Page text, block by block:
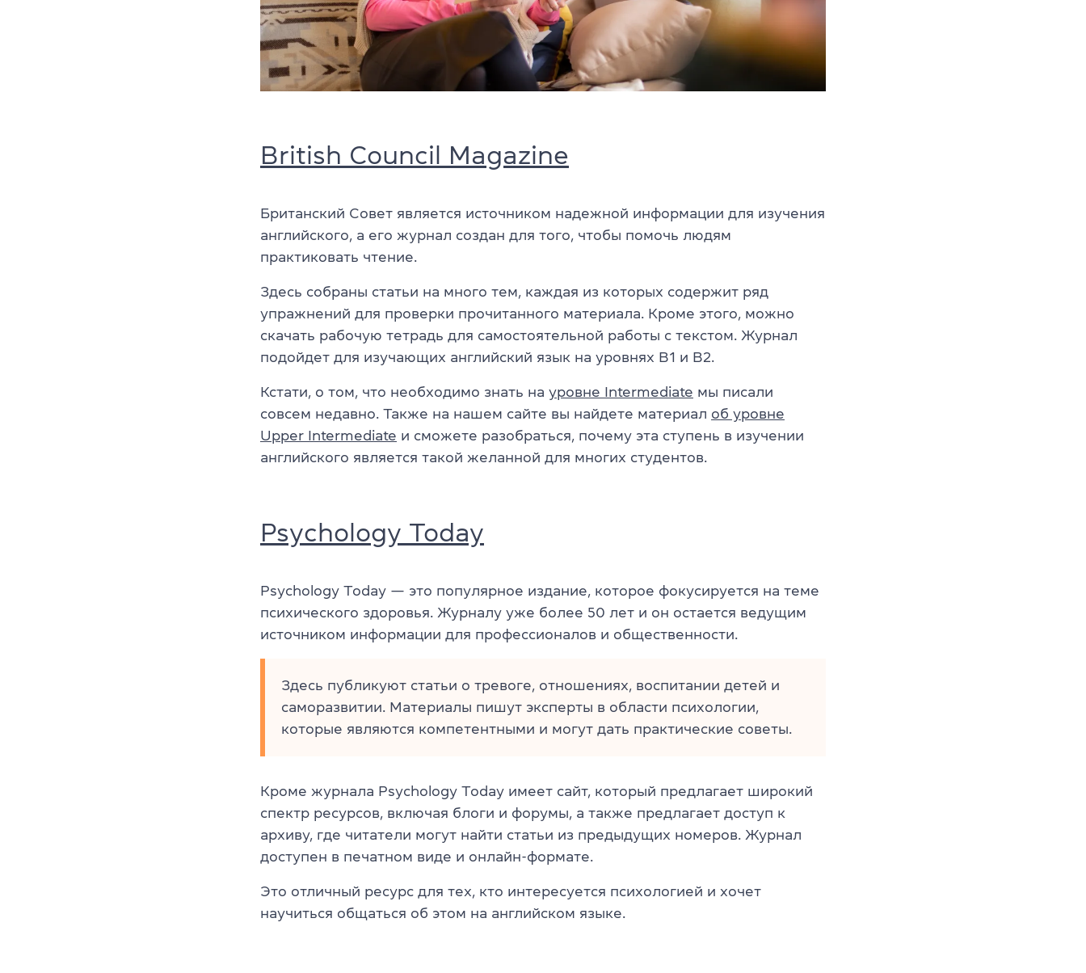
British Council Magazine
Британский Совет является источником надежной информации для изучения
английского, а его журнал создан для того, чтобы помочь людям
практиковать чтение.
Здесь собраны статьи на много тем, каждая из которых содержит ряд
упражнений для проверки прочитанного материала. Кроме этого, можно
скачать рабочую тетрадь для самостоятельной работы с текстом. Журнал
подойдет для изучающих английский язык на уровнях B1 и B2.
Кстати, о том, что необходимо знать на уровне Intermediate мы писали
совсем недавно. Также на нашем сайте вы найдете материал об уровне
Upper Intermediate и сможете разобраться, почему эта ступень в изучении
английского является такой желанной для многих студентов.
Psychology Today
Psychology Today — это популярное издание, которое фокусируется на теме
психического здоровья. Журналу уже более 50 лет и он остается ведущим
источником информации для профессионалов и общественности.
Здесь публикуют статьи о тревоге, отношениях, воспитании детей и
саморазвитии. Материалы пишут эксперты в области психологии,
которые являются компетентными и могут дать практические советы.
Кроме журнала Psychology Today имеет сайт, который предлагает широкий
спектр ресурсов, включая блоги и форумы, а также предлагает доступ к
архиву, где читатели могут найти статьи из предыдущих номеров. Журнал
доступен в печатном виде и онлайн-формате.
Это отличный ресурс для тех, кто интересуется психологией и хочет
научиться общаться об этом на английском языке.